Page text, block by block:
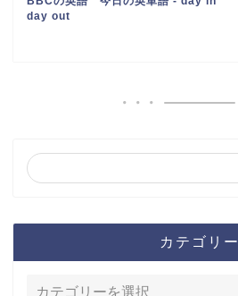
day out
カテゴリー